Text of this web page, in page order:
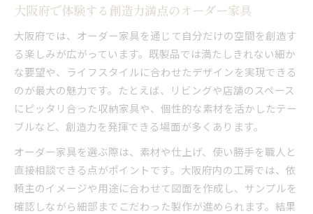
大阪府で体験する創造力満点のオーダー家具
大阪府では、オーダー家具を通じて自分だけの空間を創造す
る楽しみが広がっています。既製品では満たしきれない細か
な要望や、ライフスタイルに合わせたデザインを実現できる
のが最大の魅力です。たとえば、リビングや店舗のスペース
にピッタリ合った収納家具や、個性的な素材を活かしたテー
ブルなど、創造力を発揮できる場面が多くあります。
オーダー家具を選ぶ際は、素材や仕上げ、使い勝手を職人と
直接相談できる点がポイントです。大阪府内の工房では、依
頼主のイメージや用途に合わせて図面を作成し、サンプルを
確認しながら細部までこだわった製作が進められます。結果